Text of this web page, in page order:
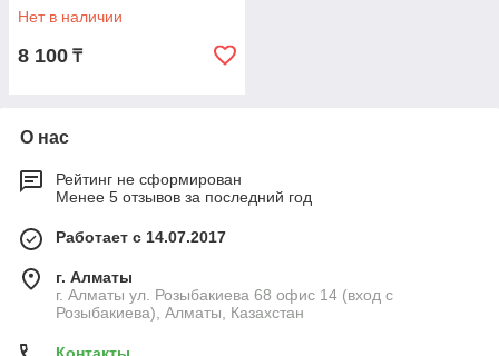
Нет в наличии
8 100 ₸
О нас
Рейтинг не сформирован
Менее 5 отзывов за последний год
Работает с 14.07.2017
г. Алматы
г. Алматы ул. Розыбакиева 68 офис 14 (вход с
Розыбакиева), Алматы, Казахстан